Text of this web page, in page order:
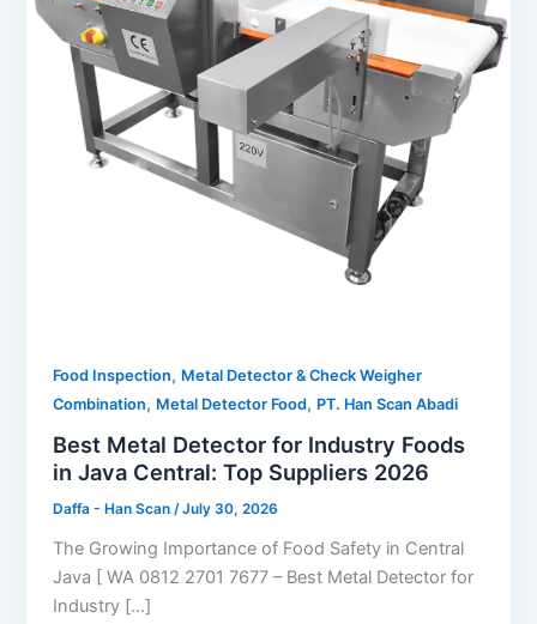
Food Inspection, Metal Detector & Check Weigher
Combination, Metal Detector Food, PT. Han Scan Abadi
Best Metal Detector for Industry Foods
in Java Central: Top Suppliers 2026
Daffa - Han Scan/July 30, 2026
The Growing Importance of Food Safety in Central
Java [ WA 0812 2701 7677 – Best Metal Detector for
Industry […]